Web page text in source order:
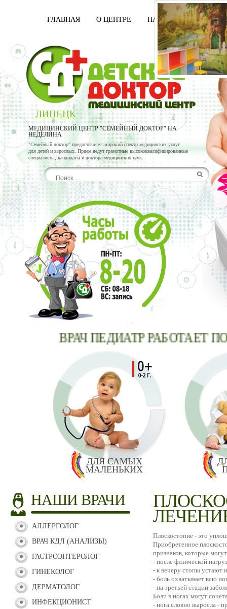
ГЛАВНАЯ О ЦЕНТРЕ НАШИ ВРАЧИ
ЛИПЕЦК
МЕДИЦИНСКИЙ ЦЕНТР "СЕМЕЙНЫЙ ДОКТОР" НА
НЕДЕЛИНА
"Семейный доктор" предоставляет широкий спектр медицинских услуг
для детей и взрослых. Прием ведут грамотные высококвалифицированные
специалисты, кандидаты и доктора медицинских наук.
ВРАЧ ПЕДИАТР РАБОТАЕТ ПО
ДЛЯ САМЫХ
МАЛЕНЬКИХ
НАШИ ВРАЧИ
АЛЛЕРГОЛОГ
ВРАЧ КДЛ (АНАЛИЗЫ)
ГАСТРОЭНТЕРОЛОГ
ГИНЕКОЛОГ
ДЕРМАТОЛОГ
ИНФЕКЦИОНИСТ
Плоскостопие - это
Приобретенное
признаков, которые
- после физической
- к вечеру стопы устают
- боль охватывает всю
- на третьей стадии
Боли в ногах могут
- нога словно выросла -